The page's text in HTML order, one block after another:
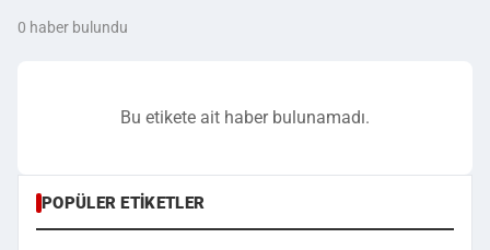
0 haber bulundu
Bu etikete ait haber bulunamadı.
POPÜLER ETIKETLER